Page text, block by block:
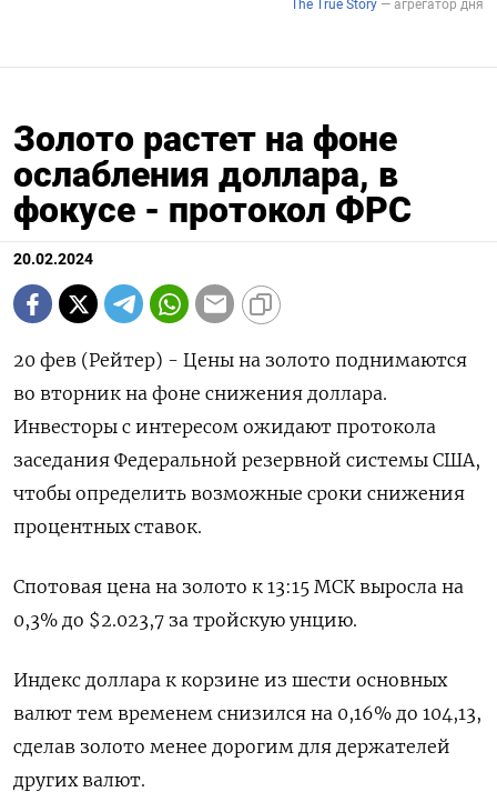
Золото растет на фоне
ослабления доллара, в
фокусе - протокол ФРС
20.02.2024
20 фев (Рейтер) - Цены на золото поднимаются
во вторник на фоне снижения доллара.
Инвесторы с интересом ожидают протокола
заседания Федеральной резервной системы США,
чтобы определить возможные сроки снижения
процентных ставок.
Спотовая цена на золото к 13:15 МСК выросла на
0,3% до $2.023,7​ за тройскую унцию.
Индекс доллара к корзине из шести основных
валют тем временем снизился на 0,16% до 104,13​,
сделав золото менее дорогим для держателей
других валют.